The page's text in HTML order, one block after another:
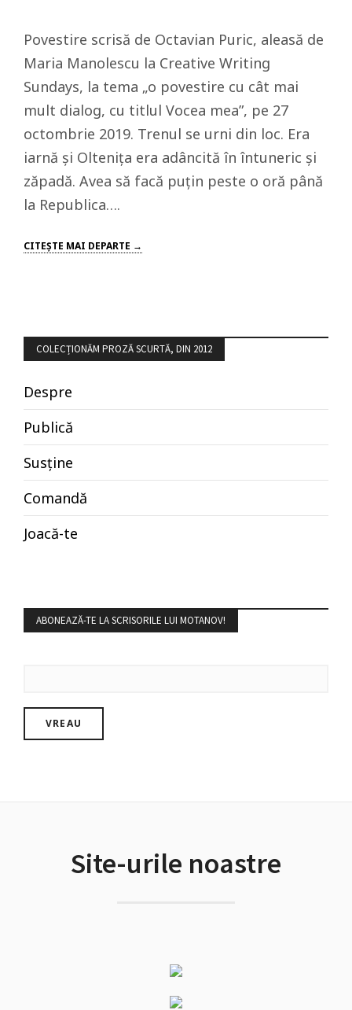
Povestire scrisă de Octavian Puric, aleasă de
Maria Manolescu la Creative Writing
Sundays, la tema „o povestire cu cât mai
mult dialog, cu titlul Vocea mea”, pe 27
octombrie 2019. Trenul se urni din loc. Era
iarnă și Oltenița era adâncită în întuneric și
zăpadă. Avea să facă puțin peste o oră până
la Republica….
CITEŞTE MAI DEPARTE →
COLECȚIONĂM PROZĂ SCURTĂ, DIN 2012
Despre
Publică
Susține
Comandă
Joacă-te
ABONEAZĂ-TE LA SCRISORILE LUI MOTANOV!
Site-urile noastre